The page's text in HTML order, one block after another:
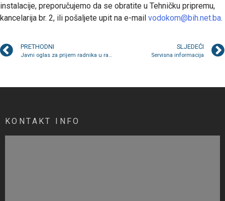
instalacije, preporučujemo da se obratite u Tehničku pripremu,
kancelarija br. 2, ili pošaljete upit na e-mail vodokom@bih.net.ba.
PRETHODNI
Javni oglas za prijem radnika u radni odnos na određeno vrijeme
SLJEDEĆI
Servisna informacija
KONTAKT INFO